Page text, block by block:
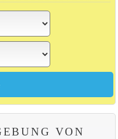
VON